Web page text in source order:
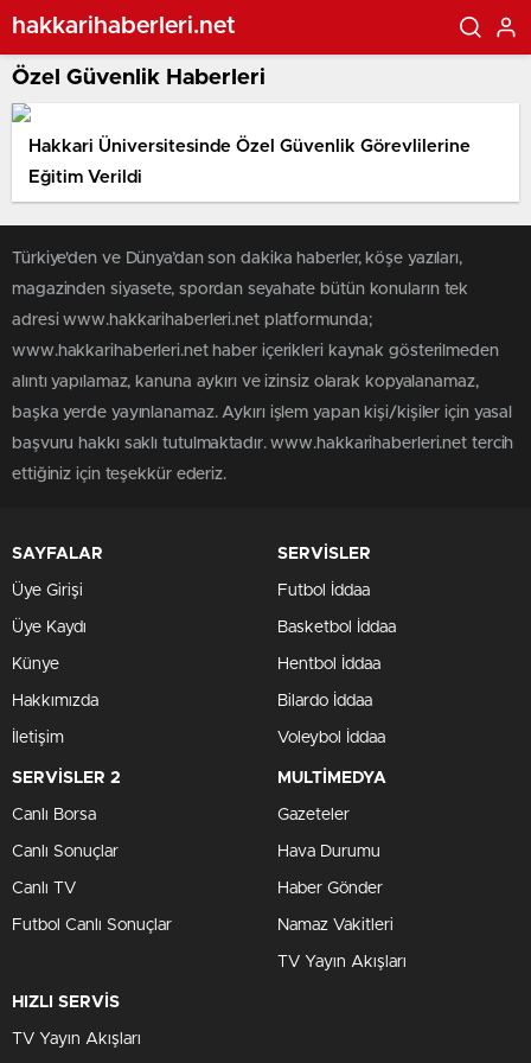
hakkarihaberleri.net
Özel Güvenlik Haberleri
Hakkari Üniversitesinde Özel Güvenlik Görevlilerine
Eğitim Verildi
Türkiye'den ve Dünya’dan son dakika haberler, köşe yazıları,
magazinden siyasete, spordan seyahate bütün konuların tek
adresi www.hakkarihaberleri.net platformunda;
www.hakkarihaberleri.net haber içerikleri kaynak gösterilmeden
alıntı yapılamaz, kanuna aykırı ve izinsiz olarak kopyalanamaz,
başka yerde yayınlanamaz. Aykırı işlem yapan kişi/kişiler için yasal
başvuru hakkı saklı tutulmaktadır. www.hakkarihaberleri.net tercih
ettiğiniz için teşekkür ederiz.
SAYFALAR
Üye Girişi
Üye Kaydı
Künye
Hakkımızda
İletişim
SERVİSLER
Futbol İddaa
Basketbol İddaa
Hentbol İddaa
Bilardo İddaa
Voleybol İddaa
SERVİSLER 2
Canlı Borsa
Canlı Sonuçlar
Canlı TV
Futbol Canlı Sonuçlar
MULTİMEDYA
Gazeteler
Hava Durumu
Haber Gönder
Namaz Vakitleri
TV Yayın Akışları
HIZLI SERVİS
TV Yayın Akışları